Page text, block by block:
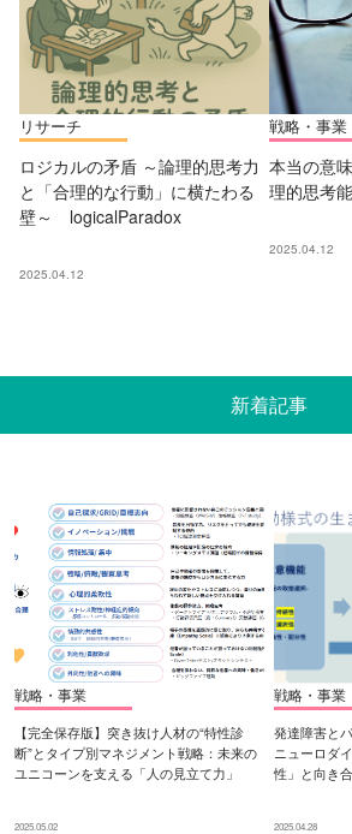
リサーチ
ロジカルの矛盾 ～論理的思考力
と「合理的な行動」に横たわる
壁～ logicalParadox
2025.04.12
戦略・事業
本当の意
理的思考
2025.04.12
新着記事
戦略・事業
【完全保存版】突き抜け人材の“特性診
断”とタイプ別マネジメント戦略：未来の
ユニコーンを支える「人の見立て力」
2025.05.02
戦略・事業
発達障害と
ニューロダ
性」と向き
2025.04.28